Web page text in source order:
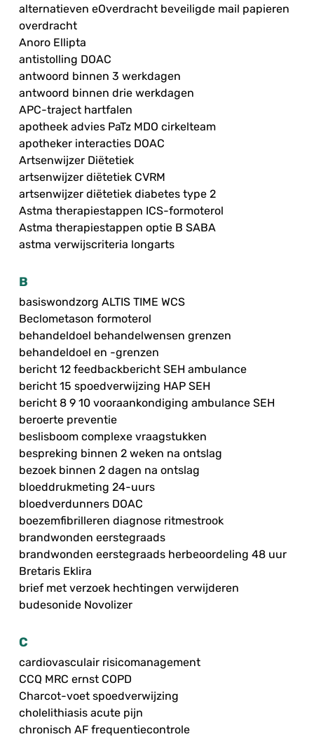
alternatieven eOverdracht beveiligde mail papieren
overdracht
Anoro Ellipta
antistolling DOAC
antwoord binnen 3 werkdagen
antwoord binnen drie werkdagen
APC-traject hartfalen
apotheek advies PaTz MDO cirkelteam
apotheker interacties DOAC
Artsenwijzer Diëtetiek
artsenwijzer diëtetiek CVRM
artsenwijzer diëtetiek diabetes type 2
Astma therapiestappen ICS-formoterol
Astma therapiestappen optie B SABA
astma verwijscriteria longarts
B
basiswondzorg ALTIS TIME WCS
Beclometason formoterol
behandeldoel behandelwensen grenzen
behandeldoel en -grenzen
bericht 12 feedbackbericht SEH ambulance
bericht 15 spoedverwijzing HAP SEH
bericht 8 9 10 vooraankondiging ambulance SEH
beroerte preventie
beslisboom complexe vraagstukken
bespreking binnen 2 weken na ontslag
bezoek binnen 2 dagen na ontslag
bloeddrukmeting 24-uurs
bloedverdunners DOAC
boezemfibrilleren diagnose ritmestrook
brandwonden eerstegraads
brandwonden eerstegraads herbeoordeling 48 uur
Bretaris Eklira
brief met verzoek hechtingen verwijderen
budesonide Novolizer
C
cardiovasculair risicomanagement
CCQ MRC ernst COPD
Charcot-voet spoedverwijzing
cholelithiasis acute pijn
chronisch AF frequentiecontrole